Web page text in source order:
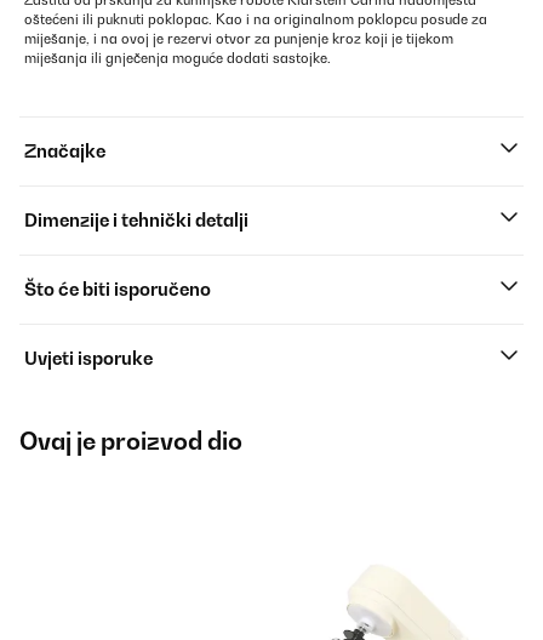
oštećeni ili puknuti poklopac. Kao i na originalnom poklopcu posude za
miješanje, i na ovoj je rezervi otvor za punjenje kroz koji je tijekom
miješanja ili gnječenja moguće dodati sastojke.
Značajke
Dimenzije i tehnički detalji
Što će biti isporučeno
Uvjeti isporuke
Ovaj je proizvod dio